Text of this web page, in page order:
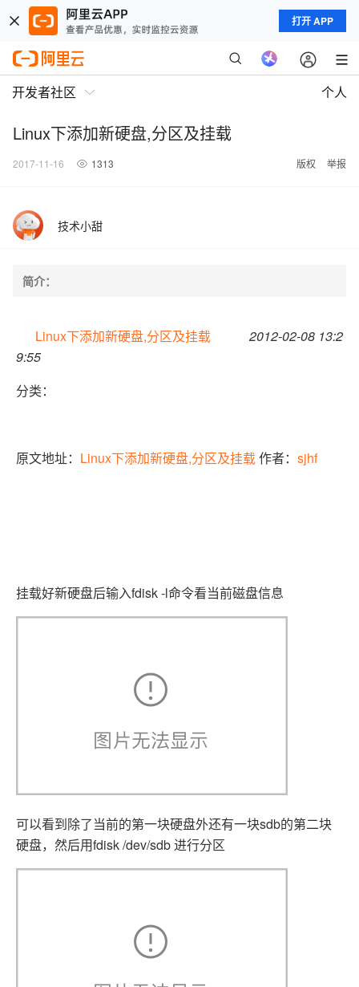
打开 APP
开发者社区 个人
Linux下添加新硬盘,分区及挂载
2017-11-16 1313 版权 举报
技术小甜
简介：
Linux下添加新硬盘,分区及挂载
2012-02-08 13:2
9:55
分类：
原文地址： Linux下添加新硬盘,分区及挂载作者： sjhf
挂载好新硬盘后输入fdisk -l命令看当前磁盘信息
可以看到除了当前的第一块硬盘外还有一块sdb的第二块
硬盘，然后用fdisk /dev/sdb 进行分区